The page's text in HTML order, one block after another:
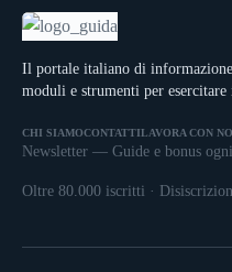
last minute non fa per te.
Il portale italiano di
moduli e strumenti per
CHI SIAMOCONTATTILAVORA CON
Newsletter — Guide e bonus
Oltre 80.000 iscritti ·